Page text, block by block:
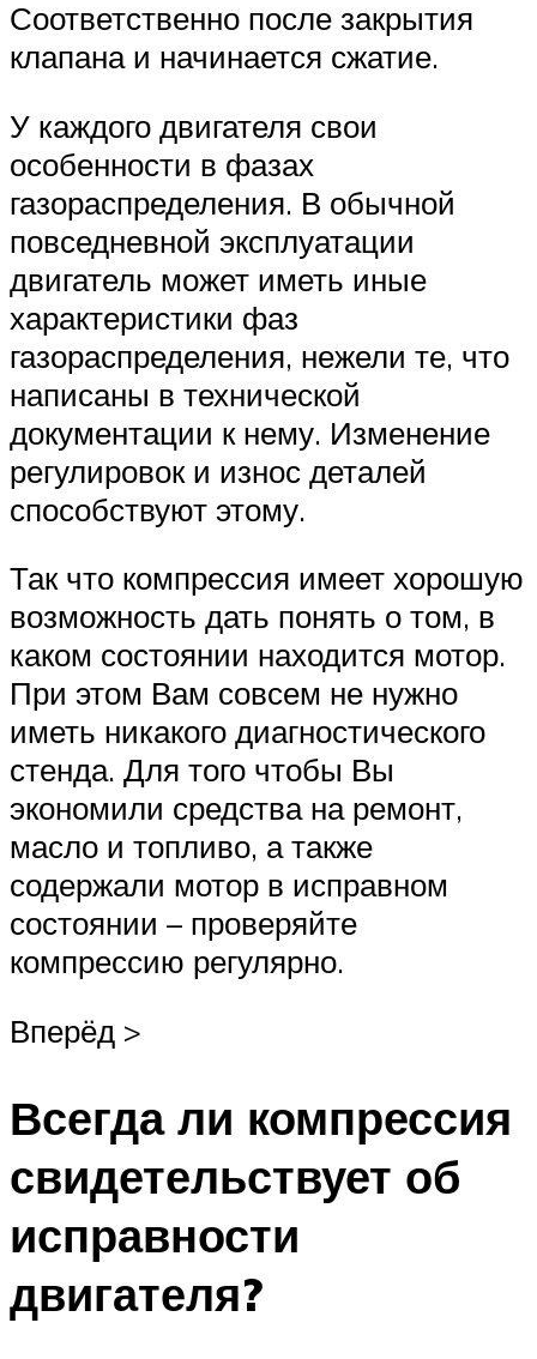
Соответственно после закрытия
клапана и начинается сжатие.
У каждого двигателя свои
особенности в фазах
газораспределения. В обычной
повседневной эксплуатации
двигатель может иметь иные
характеристики фаз
газораспределения, нежели те, что
написаны в технической
документации к нему. Изменение
регулировок и износ деталей
способствуют этому.
Так что компрессия имеет хорошую
возможность дать понять о том, в
каком состоянии находится мотор.
При этом Вам совсем не нужно
иметь никакого диагностического
стенда. Для того чтобы Вы
экономили средства на ремонт,
масло и топливо, а также
содержали мотор в исправном
состоянии – проверяйте
компрессию регулярно.
Вперёд >
Всегда ли компрессия
свидетельствует об
исправности
двигателя?